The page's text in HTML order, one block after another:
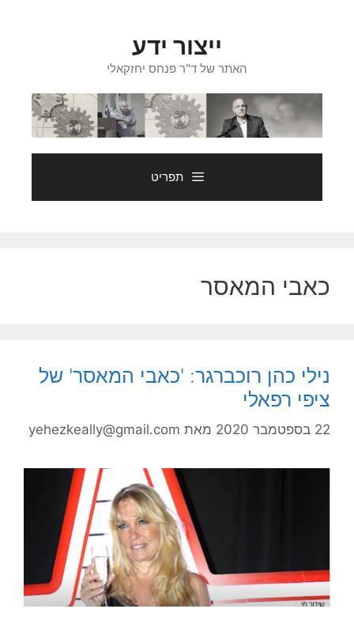
ייצור ידע
האתר של ד"ר פנחס יחזקאלי
תפריט
כאבי המאסר
נילי כהן רוכברגר: 'כאבי המאסר' של
ציפי רפאלי
22 בספטמבר 2020 מאת yehezkeally@gmail.com